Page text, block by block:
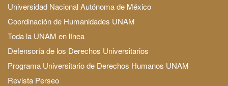
Universidad Nacional Autónoma de México
Coordinación de Humanidades UNAM
Toda la UNAM en línea
Defensoría de los Derechos Universitarios
Programa Universitario de Derechos Humanos UNAM
Revista Perseo